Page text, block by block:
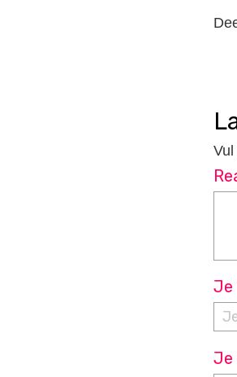
Je
Je